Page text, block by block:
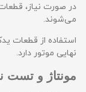
در صورت نیاز،
می‌شوند.
استفاده از قطعات
نهایی موتور دارد.
مونتاژ و تست